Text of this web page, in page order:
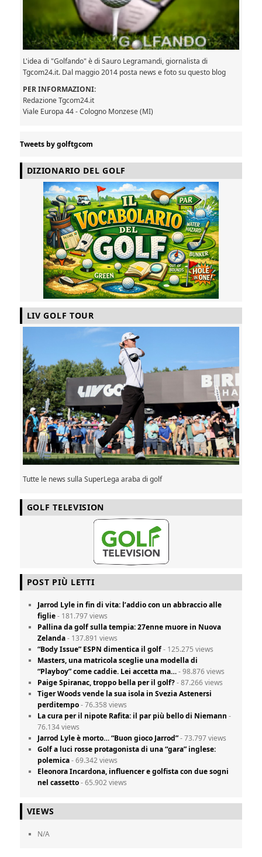
L'idea di "Golfando" è di Sauro Legramandi, giornalista di
Tgcom24.it. Dal maggio 2014 posta news e foto su questo blog
PER INFORMAZIONI:
Redazione Tgcom24.it
Viale Europa 44 - Cologno Monzese (MI)
Tweets by golftgcom
DIZIONARIO DEL GOLF
LIV GOLF TOUR
Tutte le news sulla SuperLega araba di golf
GOLF TELEVISION
POST PIÙ LETTI
Jarrod Lyle in fin di vita: l’addio con un abbraccio alle
figlie- 181.797 views
Pallina da golf sulla tempia: 27enne muore in Nuova
Zelanda- 137.891 views
“Body Issue” ESPN dimentica il golf- 125.275 views
Masters, una matricola sceglie una modella di
“Playboy” come caddie. Lei accetta ma…- 98.876 views
Paige Spiranac, troppo bella per il golf?- 87.266 views
Tiger Woods vende la sua isola in Svezia Astenersi
perditempo- 76.358 views
La cura per il nipote Rafita: il par più bello di Niemann -
76.134 views
Jarrod Lyle è morto… “Buon gioco Jarrod”- 73.797 views
Golf a luci rosse protagonista di una “gara” inglese:
polemica- 69.342 views
Eleonora Incardona, influencer e golfista con due sogni
nel cassetto- 65.902 views
VIEWS
N/A